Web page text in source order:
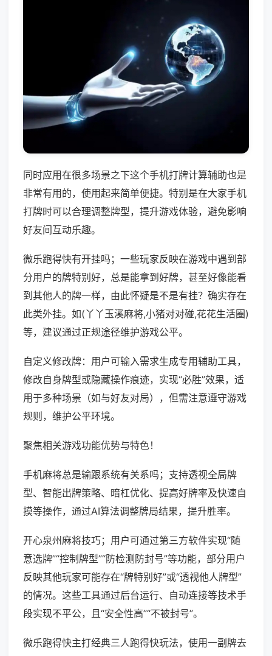
同时应用在很多场景之下这个手机打牌计算辅助也是
非常有用的，使用起来简单便捷。特别是在大家手机
打牌时可以合理调整牌型，提升游戏体验，避免影响
好友间互动乐趣。
微乐跑得快有开挂吗；一些玩家反映在游戏中遇到部
分用户的牌特别好，总是能拿到好牌，甚至好像能看
到其他人的牌一样，由此怀疑是不是有挂？确实存在
此类外挂。如(丫丫玉溪麻将,小猪对对碰,花花生活圈)
等，建议通过正规途径维护游戏公平。
自定义修改牌：用户可输入需求生成专用辅助工具，
修改自身牌型或隐藏操作痕迹，实现“必胜”效果，适
用于多种场景（如与好友对局），但需注意遵守游戏
规则，维护公平环境。
聚焦相关游戏功能优势与特色！
手机麻将总是输跟系统有关系吗；支持透视全局牌
型、智能出牌策略、暗杠优化、提高好牌率及快速自
摸等操作，通过AI算法调整牌局结果，提升胜率。
开心泉州麻将技巧；用户可通过第三方软件实现“随
意选牌”“控制牌型”“防检测防封号”等功能，部分用户
反映其他玩家可能存在“牌特别好”或“透视他人牌型”
的情况。这些工具通过后台运行、自动连接等技术手
段实现不平公，且“安全性高”“不被封号”。
微乐跑得快主打经典三人跑得快玩法，使用一副牌去